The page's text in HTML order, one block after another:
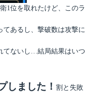
1位を取れたけど、このラ
てあるし、撃破数は攻撃に
てないし…結局結果はいつ
しました！ 割と失敗